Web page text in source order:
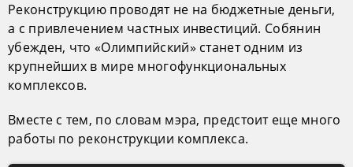
Реконструкцию проводят не на бюджетные деньги,
а с привлечением частных инвестиций. Собянин
убежден, что «Олимпийский» станет одним из
крупнейших в мире многофункциональных
комплексов.
Вместе с тем, по словам мэра, предстоит еще много
работы по реконструкции комплекса.